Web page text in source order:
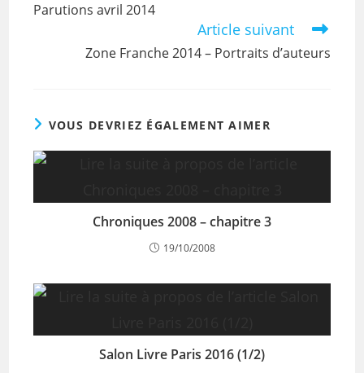
Parutions avril 2014
Article suivant
Zone Franche 2014 – Portraits d’auteurs
VOUS DEVRIEZ ÉGALEMENT AIMER
Chroniques 2008 – chapitre 3
19/10/2008
Salon Livre Paris 2016 (1/2)